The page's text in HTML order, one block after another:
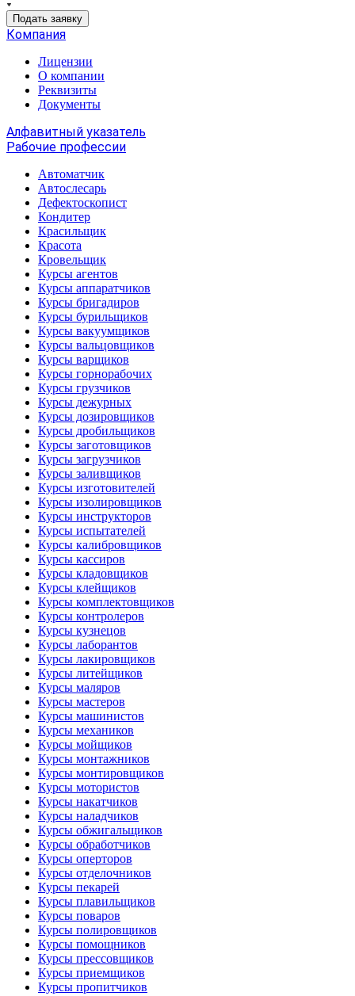
Подать заявку
Компания
Лицензии
О компании
Реквизиты
Документы
Алфавитный указатель
Рабочие профессии
Автоматчик
Автослесарь
Дефектоскопист
Кондитер
Красильщик
Красота
Кровельщик
Курсы агентов
Курсы аппаратчиков
Курсы бригадиров
Курсы бурильщиков
Курсы вакуумщиков
Курсы вальцовщиков
Курсы варщиков
Курсы горнорабочих
Курсы грузчиков
Курсы дежурных
Курсы дозировщиков
Курсы дробильщиков
Курсы заготовщиков
Курсы загрузчиков
Курсы заливщиков
Курсы изготовителей
Курсы изолировщиков
Курсы инструкторов
Курсы испытателей
Курсы калибровщиков
Курсы кассиров
Курсы кладовщиков
Курсы клейщиков
Курсы комплектовщиков
Курсы контролеров
Курсы кузнецов
Курсы лаборантов
Курсы лакировщиков
Курсы литейщиков
Курсы маляров
Курсы мастеров
Курсы машинистов
Курсы механиков
Курсы мойщиков
Курсы монтажников
Курсы монтировщиков
Курсы мотористов
Курсы накатчиков
Курсы наладчиков
Курсы обжигальщиков
Курсы обработчиков
Курсы оперторов
Курсы отделочников
Курсы пекарей
Курсы плавильщиков
Курсы поваров
Курсы полировщиков
Курсы помощников
Курсы прессовщиков
Курсы приемщиков
Курсы пропитчиков